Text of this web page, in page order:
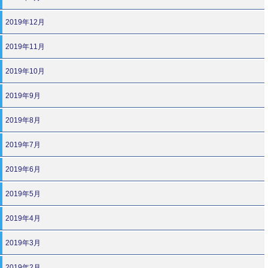
2019年12月
2019年11月
2019年10月
2019年9月
2019年8月
2019年7月
2019年6月
2019年5月
2019年4月
2019年3月